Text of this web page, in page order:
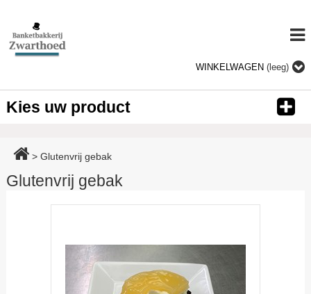
WINKELWAGEN (leeg)
Kies uw product
> Glutenvrij gebak
Glutenvrij gebak